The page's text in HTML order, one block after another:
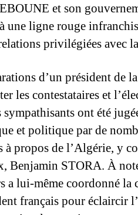
et son
une ligne rouge
privilégiées avec
d’un président de
les contestataires et
ont été
et politique par de
à propos de l’Algérie, y
Benjamin STORA. À
a lui-même coordonné la
français pour éclaircir